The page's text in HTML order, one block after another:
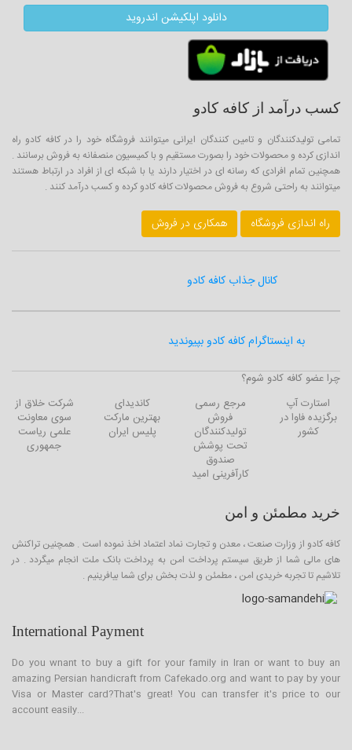
دانلود اپلکیشن اندروید
کسب درآمد از کافه کادو
تمامی تولیدکنندگان و تامین کنندگان ایرانی میتوانند فروشگاه خود را در کافه کادو راه
اندازی کرده و محصولات خود را بصورت مستقیم و با کمیسیون منصفانه به فروش برسانند .
همچنین تمام افرادی که رسانه ای در اختیار دارند یا با شبکه ای از افراد در ارتباط هستند
میتوانند به راحتی شروع به فروش محصولات کافه کادو کرده و کسب درآمد کنند .
راه اندازی فروشگاه همکاری در فروش
به اینستاگرام کافه کادو بپیوندید
کانال جذاب کافه کادو
چرا عضو کافه کادو شوم؟
استارت آپ
برگزیده فاوا در
کشور
مرجع رسمی
فروش
تولیدکنندگان
تحت پوشش
صندوق
کارآفرینی امید
کاندیدای
بهترین مارکت
پلیس ایران
شرکت خلاق از
سوی معاونت
علمی ریاست
جمهوری
خرید مطمئن و امن
کافه کادو از وزارت صنعت ، معدن و تجارت نماد اعتماد اخذ نموده است . همچنین تراکنش
های مالی شما از طریق سیستم پرداخت امن به پرداخت بانک ملت انجام میگردد . در
تلاشیم تا تجربه خریدی امن ، مطمئن و لذت بخش برای شما بیافرینیم .
International Payment
Do you wnant to buy a gift for your family in Iran or want to buy an
amazing Persian handicraft from Cafekado.org and want to pay by your
Visa or Master card?That's great! You can transfer it's price to our
account easily...